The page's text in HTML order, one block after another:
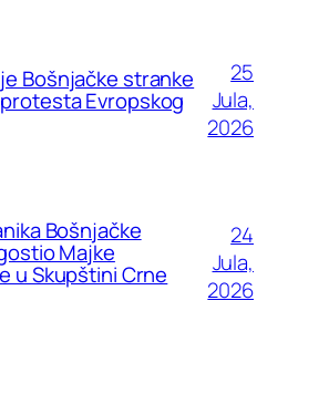
Bošnjačke stranke
Evropskog
25
Jula,
2026
Bošnjačke
Majke
u Skupštini Crne
24
Jula,
2026